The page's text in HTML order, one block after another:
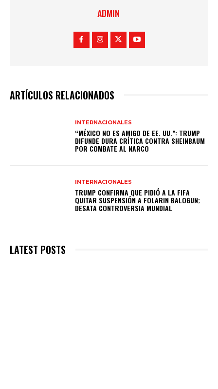
ADMIN
ARTÍCULOS RELACIONADOS
INTERNACIONALES
“MÉXICO NO ES AMIGO DE EE. UU.”: TRUMP
DIFUNDE DURA CRÍTICA CONTRA SHEINBAUM
POR COMBATE AL NARCO
INTERNACIONALES
TRUMP CONFIRMA QUE PIDIÓ A LA FIFA
QUITAR SUSPENSIÓN A FOLARIN BALOGUN;
DESATA CONTROVERSIA MUNDIAL
LATEST POSTS